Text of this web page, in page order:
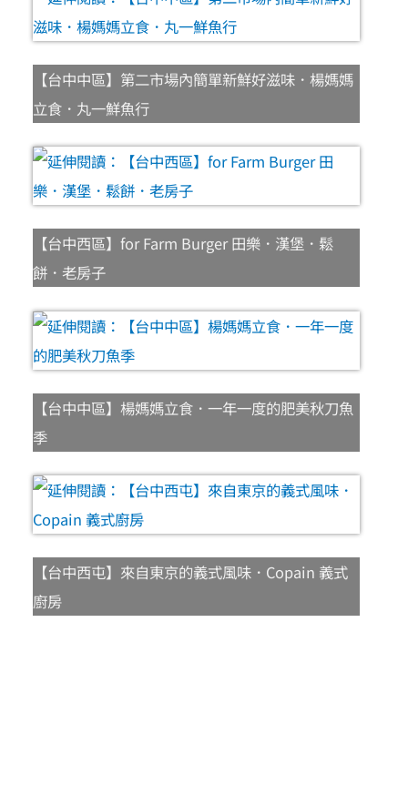
【台中中區】第二市場內簡單新鮮好滋味．楊媽媽
立食．丸一鮮魚行
【台中西區】for Farm Burger 田樂．漢堡．鬆
餅．老房子
【台中中區】楊媽媽立食．一年一度的肥美秋刀魚
季
【台中西屯】來自東京的義式風味．Copain 義式
廚房